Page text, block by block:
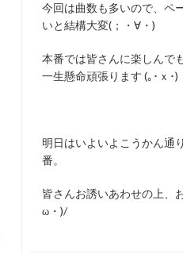
今回は曲数も多いので、ペ
いと結構大変(；・∀・)
本番では皆さんに楽しんで
一生懸命頑張ります (｡･ｘ･)ゝ
明日はいよいよこうかん通
番。
皆さんお誘いあわせの上、
ω・)/